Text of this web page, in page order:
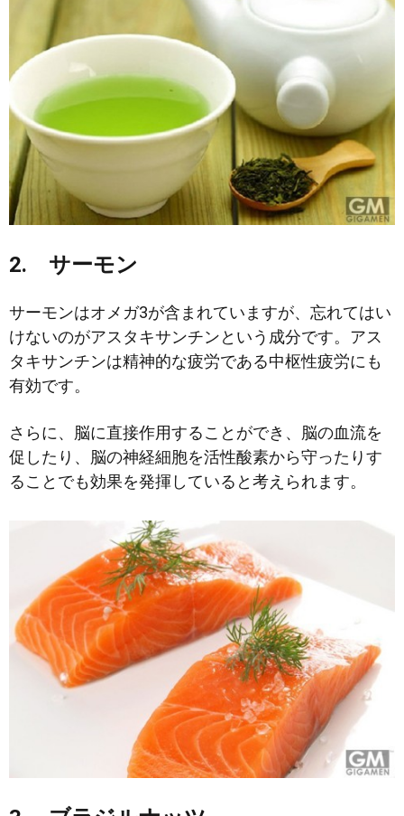
2. サーモン
サーモンはオメガ3が含まれていますが、忘れてはい
けないのがアスタキサンチンという成分です。アス
タキサンチンは精神的な疲労である中枢性疲労にも
有効です。
さらに、脳に直接作用することができ、脳の血流を
促したり、脳の神経細胞を活性酸素から守ったりす
ることでも効果を発揮していると考えられます。